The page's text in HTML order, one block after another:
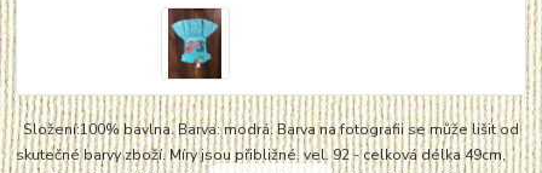
Složení:100% bavlna. Barva: modrá. Barva na fotografii se může lišit od
skutečné barvy zboží. Míry jsou přibližné. vel. 92 - celková délka 49cm,